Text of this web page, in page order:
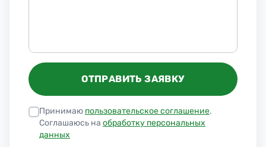
ОТПРАВИТЬ ЗАЯВКУ
Принимаю пользовательское соглашение.
Соглашаюсь на обработку персональных
данных